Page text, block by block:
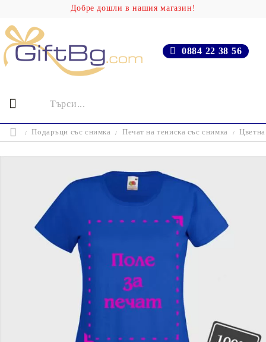
Добре дошли в нашия магазин!
0884 22 38 56
Подаръци със снимка Печат на тениска със снимка